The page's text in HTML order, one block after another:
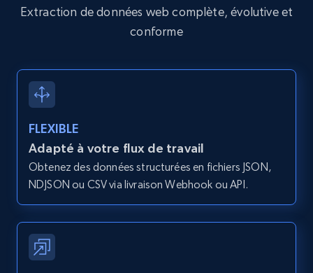
12K+ 1.3K+ Essai gratuit
Zillow properties listing information -
Discover by custom filters - location, home
type and status
Zpid, City, State, HomeStatus, Address,
IsListingClaimedByCurrentSignedInUser,
IsCurrentSignedInAgentResponsible, Bedrooms,
and more.
Extraction de données web complète, évolutive et
conforme
FLEXIBLE
Adapté à votre flux de travail
Obtenez des données structurées en fichiers JSON,
NDJSON ou CSV via livraison Webhook ou API.